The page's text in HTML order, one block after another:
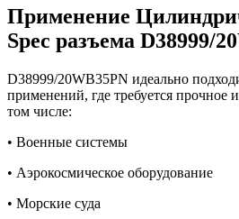
Применение
Spec разъема D38999/
D38999/20WB35PN идеально
применений, где требуется прочное
том числе:
• Военные системы
• Аэрокосмическое оборудование
• Морские суда